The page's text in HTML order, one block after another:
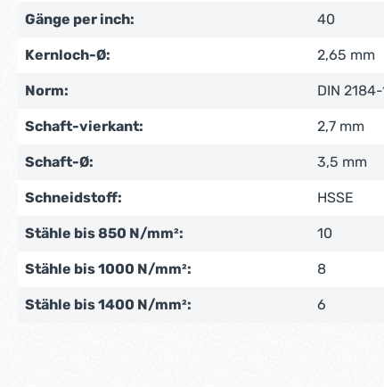
Gänge per inch: 40
Kernloch-Ø: 2,65 mm
Norm: DIN 2184-
Schaft-vierkant: 2,7 mm
Schaft-Ø: 3,5 mm
Schneidstoff: HSSE
Stähle bis 850 N/mm²: 10
Stähle bis 1000 N/mm²: 8
Stähle bis 1400 N/mm²: 6